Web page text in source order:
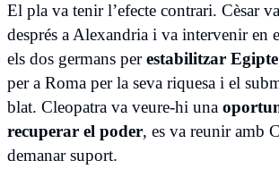
El pla va tenir l’efecte contrari. Cèsar
després a Alexandria i va intervenir en
els dos germans per estabilitzar Egipte
per a Roma per la seva riquesa i el
blat. Cleopatra va veure-hi una
recuperar el poder, es va reunir amb
demanar suport.